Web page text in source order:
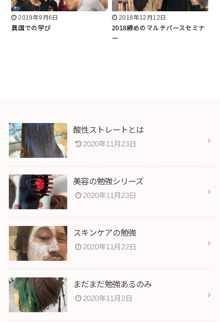
2019年9月6日
異国での学び
2018年12月12日
2018締めのマルチバースセミナ
ー
酸性ストレートとは
2020年11月23日
美容の勉強シリーズ
2020年11月23日
スキンケアの勉強
2020年11月22日
まだまだ勉強あるのみ
2020年11月2日